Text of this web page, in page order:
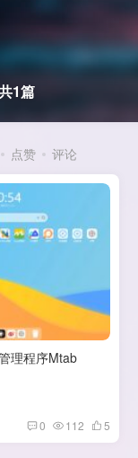
1篇
点赞 评论
理程序Mtab
0 112 5